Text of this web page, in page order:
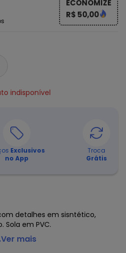
ECONOMIZE
R$ 50,00
indisponível
Exclusivos
no App
Troca
Grátis
detalhes em sisntético,
em PVC.
em Tecido
mais